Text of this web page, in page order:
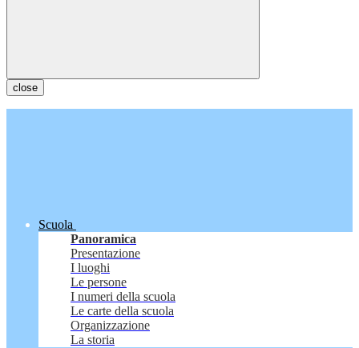
close
Scuola
Panoramica
Presentazione
I luoghi
Le persone
I numeri della scuola
Le carte della scuola
Organizzazione
La storia